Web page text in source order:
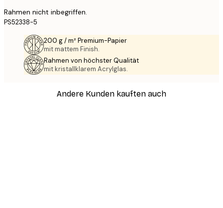
Rahmen nicht inbegriffen.
PS52338-5
200 g / m² Premium-Papier
mit mattem Finish.
Rahmen von höchster Qualität
mit kristallklarem Acrylglas.
Andere Kunden kauften auch